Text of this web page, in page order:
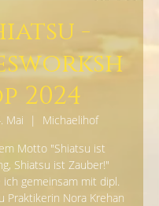
-
2024
Mai
  |
Michaelihof
Motto "Shiatsu ist
Shiatsu ist Zauber!"
gemeinsam mit dipl.
Praktikerin Nora Krehan